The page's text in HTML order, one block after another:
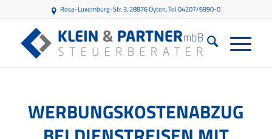
Rosa-Luxemburg-Str. 3, 28876 Oyten, Tel 04207/6990-0
WERBUNGSKOSTENABZUG